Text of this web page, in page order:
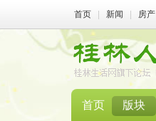
首页 新闻 房产
首页 版块